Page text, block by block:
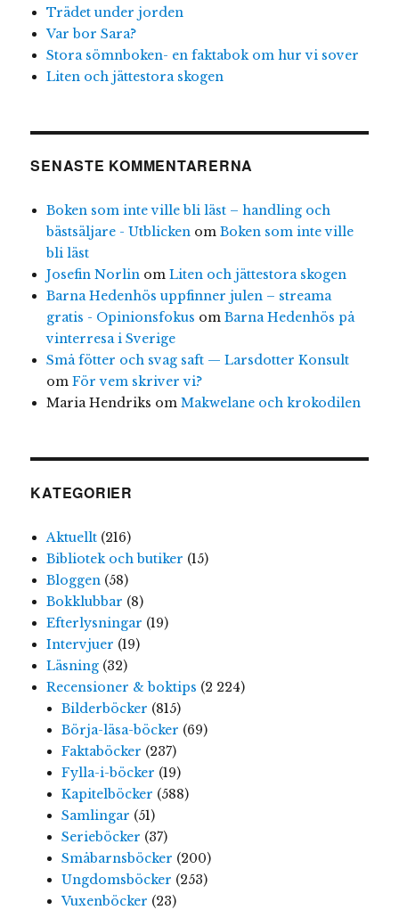
Trädet under jorden
Var bor Sara?
Stora sömnboken- en faktabok om hur vi sover
Liten och jättestora skogen
SENASTE KOMMENTARERNA
Boken som inte ville bli läst – handling och
bästsäljare - Utblickenom Boken som inte ville
bli läst
Josefin Norlinom Liten och jättestora skogen
Barna Hedenhös uppfinner julen – streama
gratis - Opinionsfokus om Barna Hedenhös på
vinterresa i Sverige
Små fötter och svag saft — Larsdotter Konsult
om För vem skriver vi?
Maria Hendriks om Makwelane och krokodilen
KATEGORIER
Aktuellt(216)
Bibliotek och butiker (15)
Bloggen(58)
Bokklubbar (8)
Efterlysningar (19)
Intervjuer (19)
Läsning(32)
Recensioner & boktips (2 224)
Bilderböcker (815)
Börja-läsa-böcker (69)
Faktaböcker (237)
Fylla-i-böcker (19)
Kapitelböcker (588)
Samlingar (51)
Serieböcker (37)
Småbarnsböcker (200)
Ungdomsböcker (253)
Vuxenböcker (23)